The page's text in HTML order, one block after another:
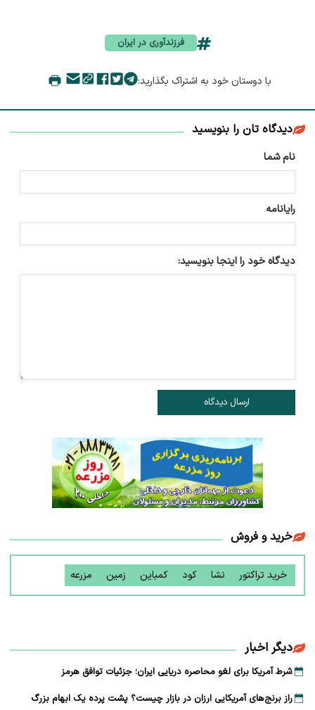
فرزندآوری در ایران
با دوستان خود به اشتراک بگذارید:
دیدگاه تان را بنویسید
نام شما
رایانامه
دیدگاه خود را اینجا بنویسید:
ارسال دیدگاه
خرید و فروش
خرید تراکتور نشا کود کمباین زمین مزرعه
دیگر اخبار
شرط آمریکا برای لغو محاصره دریایی ایران؛ جزئیات توافق هرمز
راز برنج‌های آمریکایی ارزان در بازار چیست؟ پشت پرده یک ابهام بزرگ